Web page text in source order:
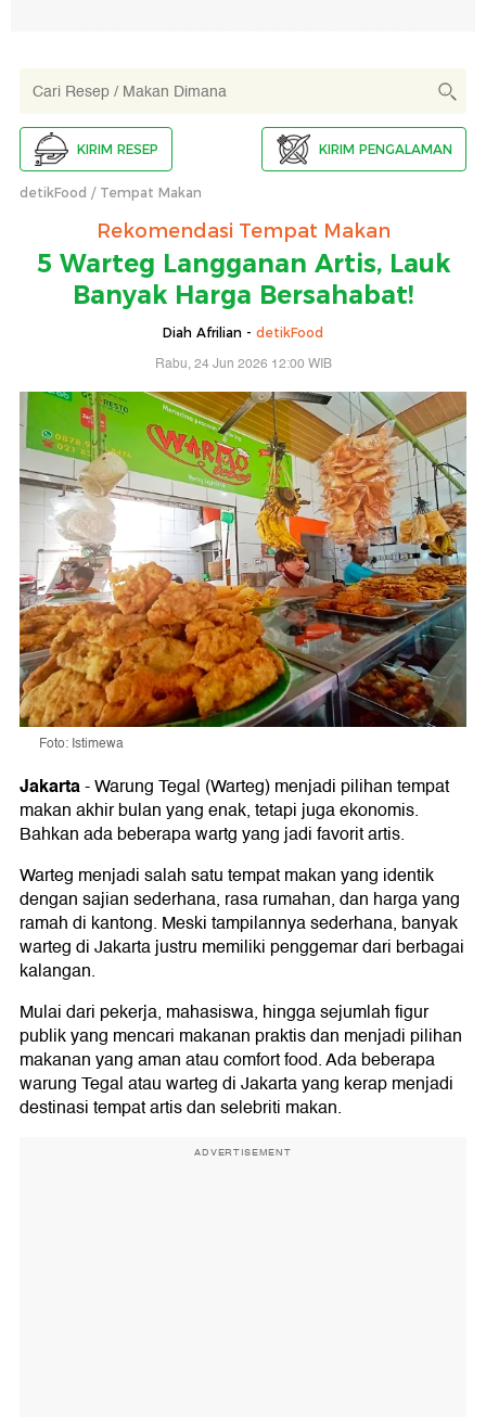
KIRIM RESEP KIRIM PENGALAMAN
detikFood Tempat Makan
Rekomendasi Tempat Makan
5 Warteg Langganan Artis, Lauk
Banyak Harga Bersahabat!
Diah Afrilian - detikFood
Rabu, 24 Jun 2026 12:00 WIB
Foto: Istimewa
Jakarta-Warung Tegal (Warteg) menjadi pilihan tempat
makan akhir bulan yang enak, tetapi juga ekonomis.
Bahkan ada beberapa wartg yang jadi favorit artis.
Warteg menjadi salah satu tempat makan yang identik
dengan sajian sederhana, rasa rumahan, dan harga yang
ramah di kantong. Meski tampilannya sederhana, banyak
warteg di Jakarta justru memiliki penggemar dari berbagai
kalangan.
Mulai dari pekerja, mahasiswa, hingga sejumlah figur
publik yang mencari makanan praktis dan menjadi pilihan
makanan yang aman atau comfort food. Ada beberapa
warung Tegal atau warteg di Jakarta yang kerap menjadi
destinasi tempat artis dan selebriti makan.
ADVERTISEMENT